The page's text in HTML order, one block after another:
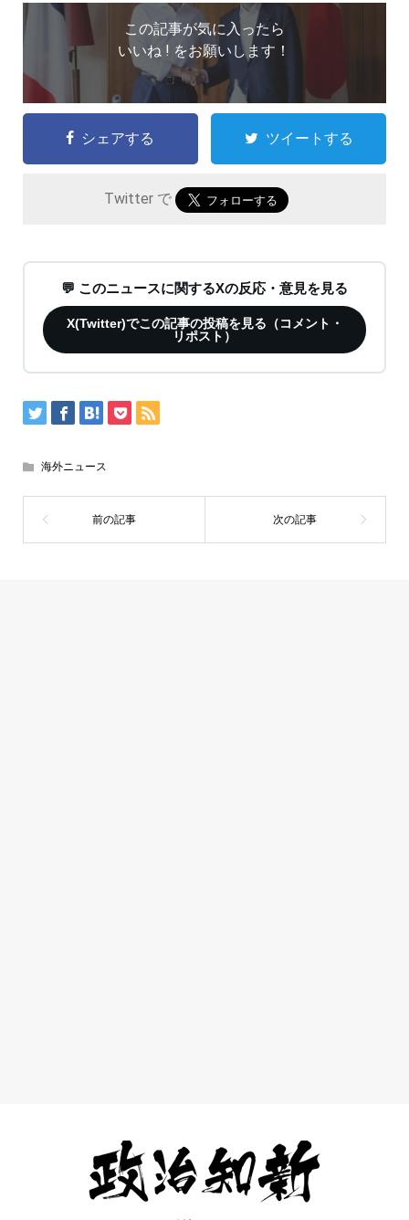
この記事が気に入ったら
いいね ! をお願いします！
シェアする ツイートする
Twitter で
💬 このニュースに関するXの反応・意見を見る
X(Twitter)でこの記事の投稿を見る（コメント・
リポスト）
海外ニュース